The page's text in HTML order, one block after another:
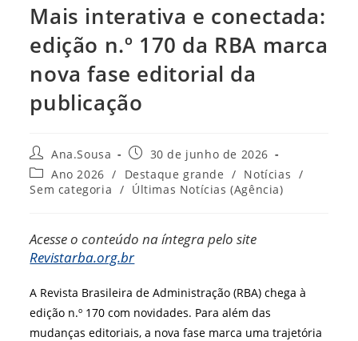
Mais interativa e conectada:
edição n.º 170 da RBA marca
nova fase editorial da
publicação
Autor
do
post:
Ana.Sousa
Post
publicado:
30 de junho de 2026
Categoria
do
Ano 2026 / Destaque grande / Notícias /
Sem categoria / Últimas Notícias (Agência)
Acesse o conteúdo na íntegra pelo site
Revistarba.org.br
A Revista Brasileira de Administração (RBA) chega à
edição n.º 170 com novidades. Para além das
mudanças editoriais, a nova fase marca uma trajetória